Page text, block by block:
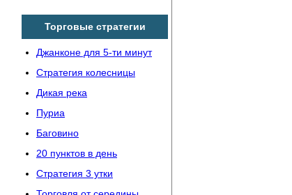
Торговые стратегии
Джанконе для 5-ти минут
Стратегия колесницы
Дикая река
Пуриа
Баговино
20 пунктов в день
Стратегия 3 утки